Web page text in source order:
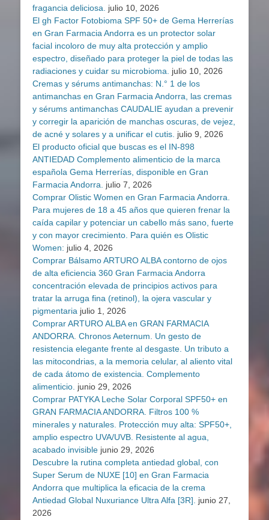
fragancia deliciosa. julio 10, 2026
El gh Factor Fotobioma SPF 50+ de Gema Herrerías
en Gran Farmacia Andorra es un protector solar
facial incoloro de muy alta protección y amplio
espectro, diseñado para proteger la piel de todas las
radiaciones y cuidar su microbioma. julio 10, 2026
Cremas y sérums antimanchas: N.° 1 de los
antimanchas en Gran Farmacia Andorra, las cremas
y sérums antimanchas CAUDALIE ayudan a prevenir
y corregir la aparición de manchas oscuras, de vejez,
de acné y solares y a unificar el cutis. julio 9, 2026
El producto oficial que buscas es el IN-898
ANTIEDAD Complemento alimenticio de la marca
española Gema Herrerías, disponible en Gran
Farmacia Andorra. julio 7, 2026
Comprar Olistic Women en Gran Farmacia Andorra.
Para mujeres de 18 a 45 años que quieren frenar la
caída capilar y potenciar un cabello más sano, fuerte
y con mayor crecimiento. Para quién es Olistic
Women: julio 4, 2026
Comprar Bálsamo ARTURO ALBA contorno de ojos
de alta eficiencia 360 Gran Farmacia Andorra
concentración elevada de principios activos para
tratar la arruga fina (retinol), la ojera vascular y
pigmentaria julio 1, 2026
Comprar ARTURO ALBA en GRAN FARMACIA
ANDORRA. Chronos Aeternum. Un gesto de
resistencia elegante frente al desgaste. Un tributo a
las mitocondrias, a la memoria celular, al aliento vital
de cada átomo de existencia. Complemento
alimenticio. junio 29, 2026
Comprar PATYKA Leche Solar Corporal SPF50+ en
GRAN FARMACIA ANDORRA. Filtros 100 %
minerales y naturales. Protección muy alta: SPF50+,
amplio espectro UVA/UVB. Resistente al agua,
acabado invisible junio 29, 2026
Descubre la rutina completa antiedad global, con
Super Serum de NUXE [10] en Gran Farmacia
Andorra que multiplica la eficacia de la crema
Antiedad Global Nuxuriance Ultra Alfa [3R]. junio 27,
2026